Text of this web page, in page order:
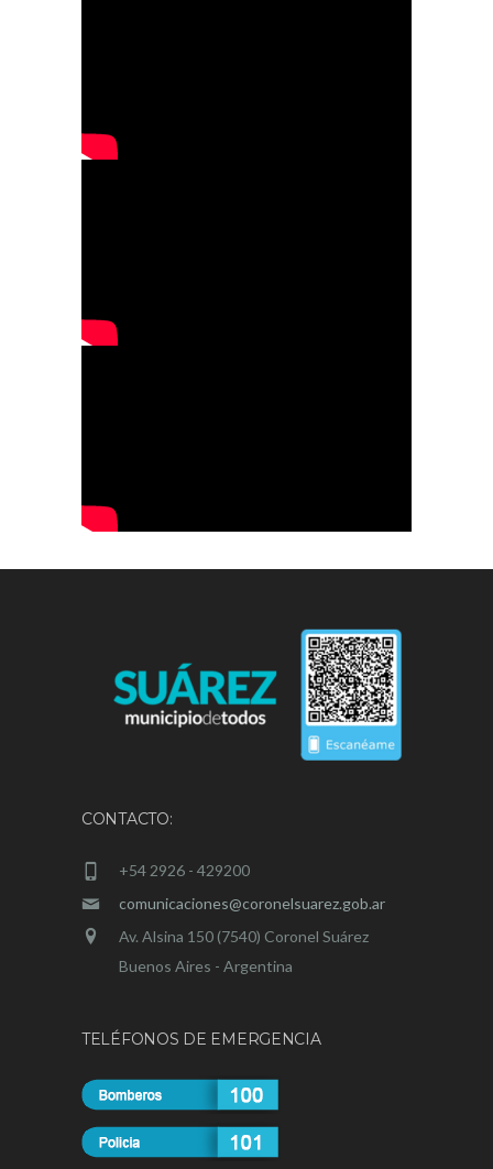
CONTACTO:
+54 2926 - 429200
comunicaciones@coronelsuarez.gob.ar
Av. Alsina 150 (7540) Coronel Suárez
Buenos Aires - Argentina
TELÉFONOS DE EMERGENCIA